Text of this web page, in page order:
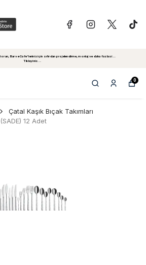
Bar ve Cafe'leriniz için sıfırdan projelendirme, montaj ve daha fazlasi...
Tiklayiniz...
0
Çatal Kaşık Bıçak Takımları
12 Adet